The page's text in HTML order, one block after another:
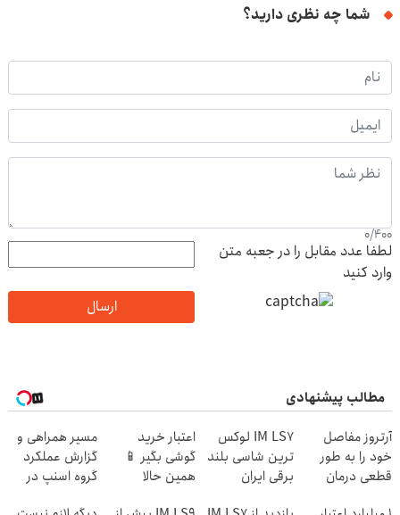
شما چه نظری دارید؟
0/400
لطفا عدد مقابل را در جعبه متن
وارد کنید
ارسال
مطالب پیشنهادی
آرتروز مفاصل
خود را به طور
قطعی درمان
IM LS7 لوکس
ترین شاسی بلند
برقی ایران
اعتبار خرید
گوشی بگیر 📱
همین حالا
مسیر همراهی و
گزارش عملکرد
گروه اسنپ در